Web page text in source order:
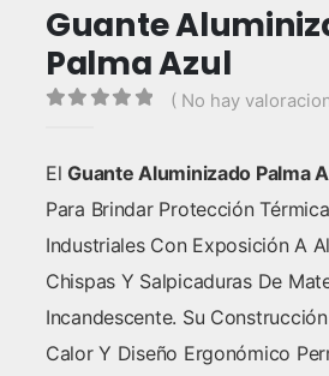
Guante
Palma Azul
( No hay
ElGuante Aluminizado Palma
Para Brindar Protección
Industriales Con Exposición A
Chispas Y Salpicaduras De
Incandescente. Su
Calor Y Diseño Ergonómico